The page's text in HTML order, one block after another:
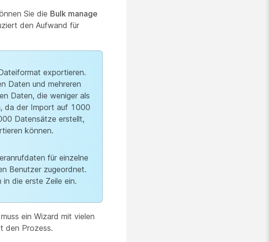
Sie die Bulk manage
den Aufwand für
exportieren.
Daten und mehreren
Daten, die weniger als
da der Import auf 1000
Datensätze erstellt,
können.
für einzelne
Benutzer zugeordnet.
die erste Zeile ein.
ein Wizard mit vielen
den Prozess.